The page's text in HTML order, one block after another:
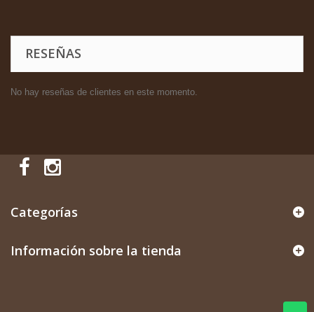
RESEÑAS
No hay reseñas de clientes en este momento.
Categorías
Información sobre la tienda